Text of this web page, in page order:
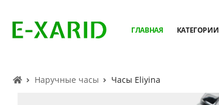
ГЛАВНАЯ КАТЕГОРИИ
Наручные часы Часы Eliyina